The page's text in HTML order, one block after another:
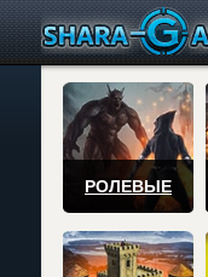
РОЛЕВЫЕ